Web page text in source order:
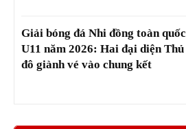
Giải bóng đá Nhi đồng toàn quốc
U11 năm 2026: Hai đại diện Thủ
đô giành vé vào chung kết